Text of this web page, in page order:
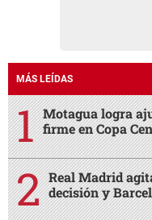
MÁS LEÍDAS
Motagua logra
firme en Copa
Real Madrid
decisión y